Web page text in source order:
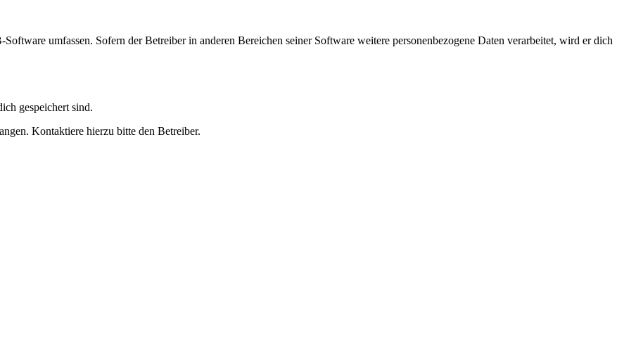
umfassen. Sofern der Betreiber in anderen Bereichen seiner Software weitere personenbezogene Daten verarbeitet, wird er dich
gespeichert sind.
Kontaktiere hierzu bitte den Betreiber.